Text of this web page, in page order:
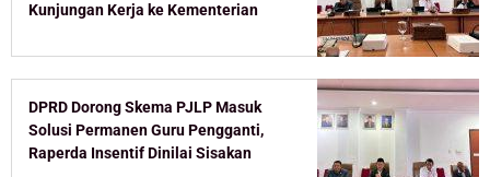
Kunjungan Kerja ke Kementerian
DPRD Dorong Skema PJLP Masuk
Solusi Permanen Guru Pengganti,
Raperda Insentif Dinilai Sisakan